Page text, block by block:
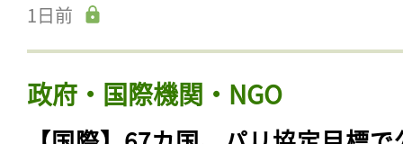
1日前
政府・国際機関・NGO